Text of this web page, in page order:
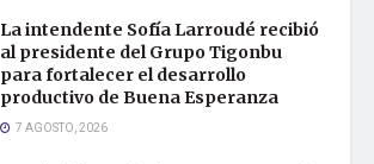
La intendente Sofía Larroudé recibió
al presidente del Grupo Tigonbu
para fortalecer el desarrollo
productivo de Buena Esperanza
7 AGOSTO, 2026